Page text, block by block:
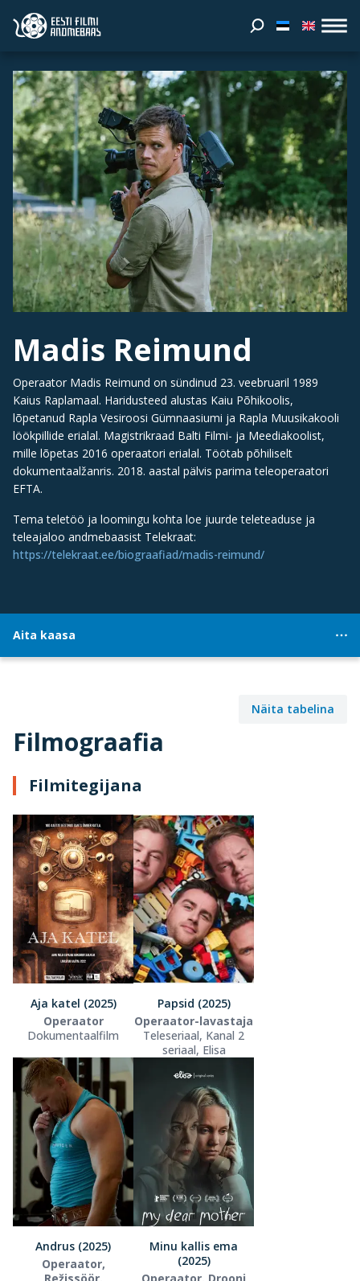
Madis Reimund
Operaator Madis Reimund on sündinud 23. veebruaril 1989
Kaius Raplamaal. Haridusteed alustas Kaiu Põhikoolis,
lõpetanud Rapla Vesiroosi Gümnaasiumi ja Rapla Muusikakooli
löökpillide erialal. Magistrikraad Balti Filmi- ja Meediakoolist,
mille lõpetas 2016 operaatori erialal. Töötab põhiliselt
dokumentaalžanris. 2018. aastal pälvis parima teleoperaatori
EFTA.
Tema teletöö ja loomingu kohta loe juurde teleteaduse ja
teleajaloo andmebaasist Telekraat:
https://telekraat.ee/biograafiad/madis-reimund/
Aita kaasa
Filmograafia
Näita tabelina
Filmitegijana
Aja katel (2025)
Operaator
Dokumentaalfilm
Papsid (2025)
Operaator-lavastaja
Teleseriaal, Kanal 2
seriaal, Elisa
Andrus (2025)
Operaator,
Režissöör,
Minu kallis ema
(2025)
Operaator, Drooni